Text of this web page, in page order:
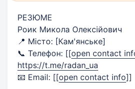
РЕЗЮМЕ
Роик Микола Олексійович
📍 Місто: [Кам'янське]
📞 Телефон: [[open contact
https://t.me/radan_ua
📧 Email: [[open contact info]]